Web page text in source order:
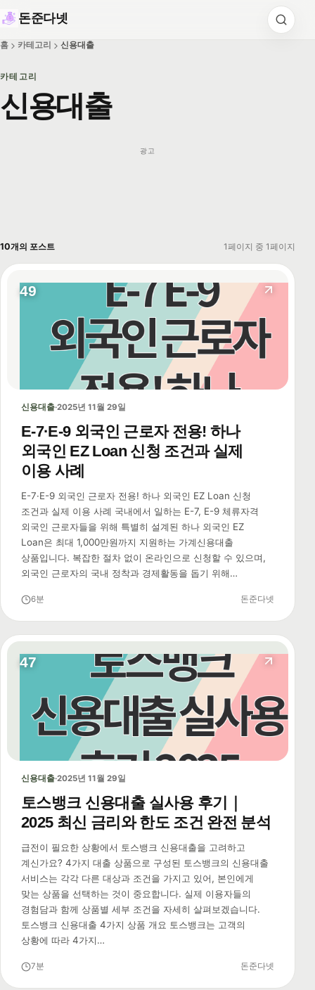
돈준다넷
홈 카테고리 신용대출
카테고리
신용대출
광고
10개의 포스트 1페이지 중 1페이지
49
신용대출·2025년 11월 29일
E-7·E-9 외국인 근로자 전용! 하나
외국인 EZ Loan 신청 조건과 실제
이용 사례
E-7·E-9 외국인 근로자 전용! 하나 외국인 EZ Loan 신청
조건과 실제 이용 사례 국내에서 일하는 E-7, E-9 체류자격
외국인 근로자들을 위해 특별히 설계된 하나 외국인 EZ
Loan은 최대 1,000만원까지 지원하는 가계신용대출
상품입니다. 복잡한 절차 없이 온라인으로 신청할 수 있으며,
외국인 근로자의 국내 정착과 경제활동을 돕기 위해…
6분 돈준다넷
47
신용대출·2025년 11월 29일
토스뱅크 신용대출 실사용 후기｜
2025 최신 금리와 한도 조건 완전 분석
급전이 필요한 상황에서 토스뱅크 신용대출을 고려하고
계신가요? 4가지 대출 상품으로 구성된 토스뱅크의 신용대출
서비스는 각각 다른 대상과 조건을 가지고 있어, 본인에게
맞는 상품을 선택하는 것이 중요합니다. 실제 이용자들의
경험담과 함께 상품별 세부 조건을 자세히 살펴보겠습니다.
토스뱅크 신용대출 4가지 상품 개요 토스뱅크는 고객의
상황에 따라 4가지…
7분 돈준다넷